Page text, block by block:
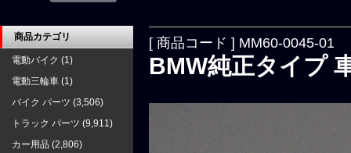
[ 商品コード ] MM60-0045-01
BMW純正タイプ
商品カテゴリ
電動バイク (1)
電動三輪車 (1)
バイク パーツ (3,506)
トラック パーツ (9,911)
カー用品 (2,806)